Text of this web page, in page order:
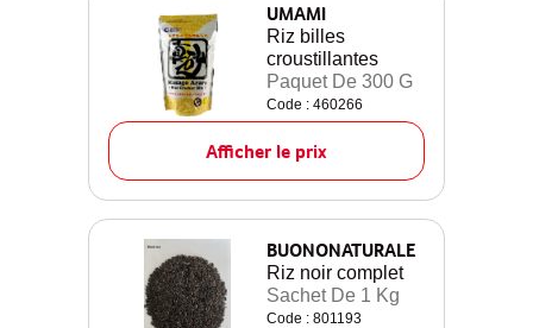
UMAMI
Riz billes
croustillantes
Paquet De 300 G
Code : 460266
Afficher le prix
BUONONATURALE
Riz noir complet
Sachet De 1 Kg
Code : 801193